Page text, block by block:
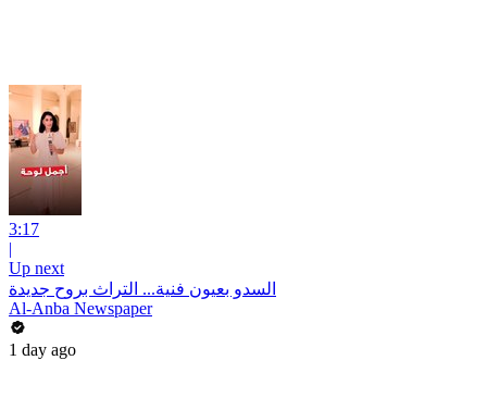
3:17
|
Up next
السدو بعيون فنية... التراث بروح جديدة
Al-Anba Newspaper
1 day ago